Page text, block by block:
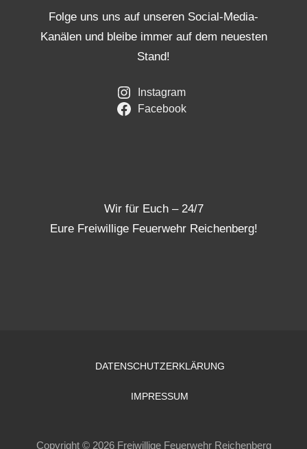
Folge uns uns auf unseren Social-Media-
Kanälen und bleibe immer auf dem neuesten
Stand!
Instagram
Facebook
Wir für Euch – 24/7
Eure Freiwillige Feuerwehr Reichenberg!
DATENSCHUTZERKLÄRUNG
IMPRESSUM
Copyright © 2026 Freiwillige Feuerwehr Reichenberg